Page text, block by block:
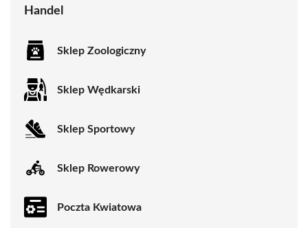
Handel
Sklep Zoologiczny
Sklep Wędkarski
Sklep Sportowy
Sklep Rowerowy
Poczta Kwiatowa